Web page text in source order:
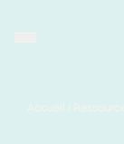
Accueil /